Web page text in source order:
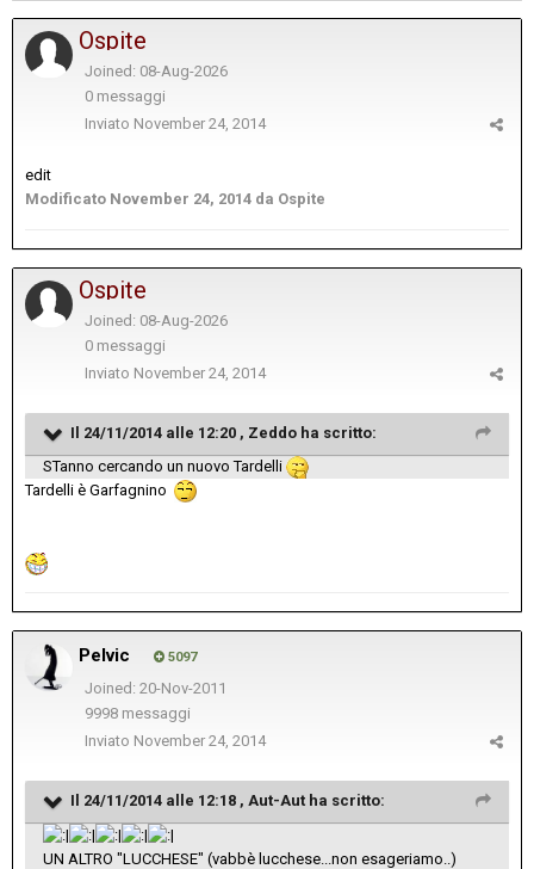
Ospite
Joined: 08-Aug-2026
0 messaggi
Inviato November 24, 2014
edit
Modificato November 24, 2014 da Ospite
Ospite
Joined: 08-Aug-2026
0 messaggi
Inviato November 24, 2014
Il 24/11/2014 alle 12:20 , Zeddo ha scritto:
STanno cercando un nuovo Tardelli
Tardelli è Garfagnino
Pelvic 5097
Joined: 20-Nov-2011
9998 messaggi
Inviato November 24, 2014
Il 24/11/2014 alle 12:18 , Aut-Aut ha scritto:
UN ALTRO "LUCCHESE" (vabbè lucchese...non esageriamo..)